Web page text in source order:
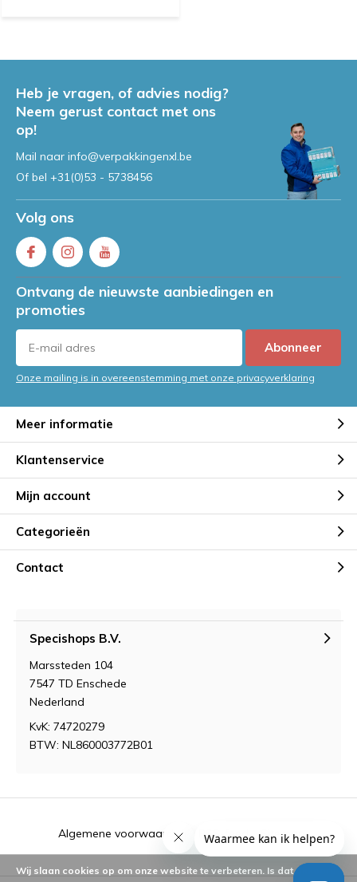
Heb je vragen, of advies nodig?
Neem gerust contact met ons
op!
Mail naar info@verpakkingenxl.be
Of bel +31(0)53 - 5738456
Volg ons
Ontvang de nieuwste aanbiedingen en
promoties
Abonneer
Onze mailing is in overeenstemming met onze privacyverklaring
Meer informatie
Klantenservice
Mijn account
Categorieën
Contact
Specishops B.V.
Marssteden 104
7547 TD Enschede
Nederland
KvK: 74720279
BTW: NL860003772B01
Algemene voorwaarden RSS-feed Sitemap
Wij slaan cookies op om onze website te verbeteren. Is dat akkoord?